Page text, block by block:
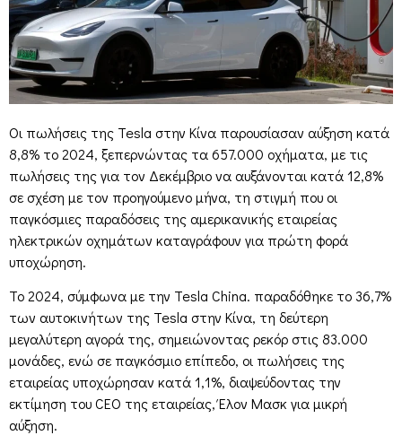
Οι πωλήσεις της Tesla στην Κίνα παρουσίασαν αύξηση κατά
8,8% το 2024, ξεπερνώντας τα 657.000 οχήματα, με τις
πωλήσεις της για τον Δεκέμβριο να αυξάνονται κατά 12,8%
σε σχέση με τον προηγούμενο μήνα, τη στιγμή που οι
παγκόσμιες παραδόσεις της αμερικανικής εταιρείας
ηλεκτρικών οχημάτων καταγράφουν για πρώτη φορά
υποχώρηση.
Το 2024, σύμφωνα με την Tesla China. παραδόθηκε το 36,7%
των αυτοκινήτων της Tesla στην Κίνα, τη δεύτερη
μεγαλύτερη αγορά της, σημειώνοντας ρεκόρ στις 83.000
μονάδες, ενώ σε παγκόσμιο επίπεδο, οι πωλήσεις της
εταιρείας υποχώρησαν κατά 1,1%, διαψεύδοντας την
εκτίμηση του CEO της εταιρείας, Έλον Μασκ για μικρή
αύξηση.